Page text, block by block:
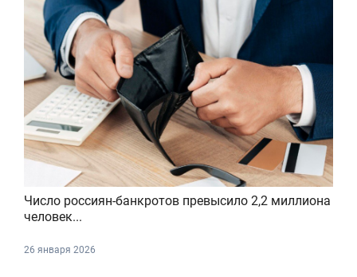
Число россиян-банкротов превысило 2,2 миллиона
человек...
26 января 2026